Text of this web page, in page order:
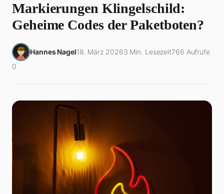
Markierungen Klingelschild:
Geheime Codes der Paketboten?
Hannes Nagel18. März 20263 Min. Lesezeit766 Aufrufe
0